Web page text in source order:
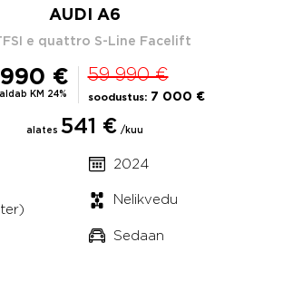
AUDI A6
e quattro S-Line Facelift
€
KM 24%
59 990 €
soodustus: 7 000 €
alates 541 € /kuu
2024
Nelikvedu
Sedaan